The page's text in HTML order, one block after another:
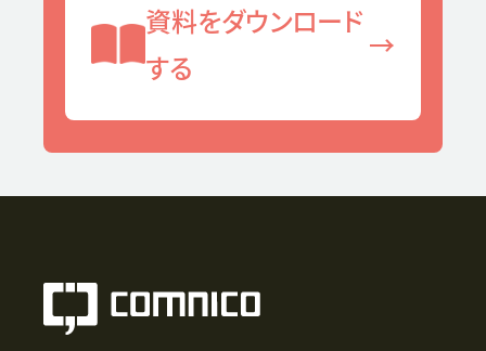
資料をダウンロード
する
→